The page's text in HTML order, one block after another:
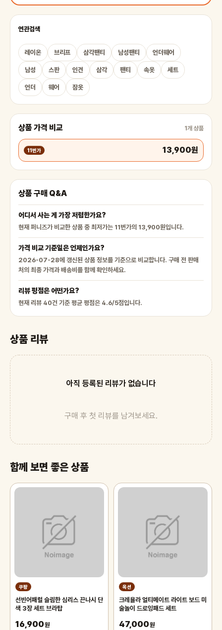
연관검색
레이온 브리프 삼각팬티 남성팬티 언더웨어
남성 스판 인견 삼각 팬티 속옷 세트
언더 웨어 잠옷
상품 가격 비교 1개 상품
11번가 13,900원
상품 구매 Q&A
어디서 사는 게 가장 저렴한가요?
현재 퍼니즈가 비교한 상품 중 최저가는 11번가의 13,900원입니다.
가격 비교 기준일은 언제인가요?
2026-07-28에 갱신된 상품 정보를 기준으로 비교합니다. 구매 전 판매
처의 최종 가격과 배송비를 함께 확인하세요.
리뷰 평점은 어떤가요?
현재 리뷰 40건 기준 평균 평점은 4.6/5점입니다.
상품 리뷰
아직 등록된 리뷰가 없습니다
구매 후 첫 리뷰를 남겨보세요.
함께 보면 좋은 상품
쿠팡
선빈어패럴 슬림한 심리스 끈나시 단
색 3장 세트 브라탑
16,900원
옥션
크레욜라 얼티메이트 라이트 보드 미
술놀이 드로잉패드 세트
47,000원